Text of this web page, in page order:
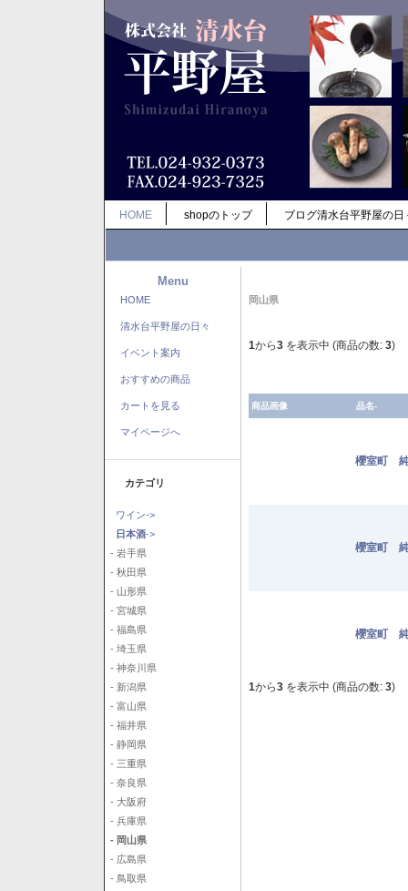
HOME shopのトップ ブログ清水台平野屋の日
Menu
HOME
清水台平野屋の日々
イベント案内
おすすめの商品
カートを見る
マイページへ
カテゴリ
ワイン->
日本酒->
- 岩手県
- 秋田県
- 山形県
- 宮城県
- 福島県
- 埼玉県
- 神奈川県
- 新潟県
- 富山県
- 福井県
- 静岡県
- 三重県
- 奈良県
- 大阪府
- 兵庫県
- 岡山県
- 広島県
- 鳥取県
岡山県
1から3 を表示中 (商品の数: 3)
商品画像 品名-
櫻室町
櫻室町
櫻室町
1から3 を表示中 (商品の数: 3)